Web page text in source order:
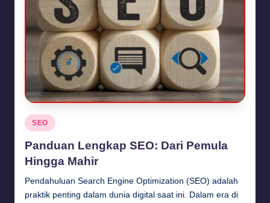
Posted
in
SEO
Panduan Lengkap SEO: Dari Pemula
Hingga Mahir
Pendahuluan Search Engine Optimization (SEO) adalah
praktik penting dalam dunia digital saat ini. Dalam era di